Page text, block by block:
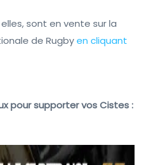
sont en vente sur la
de Rugbyen cliquant
pour supporter vos Cistes :